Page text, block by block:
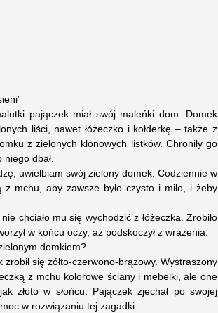
pajączek miał swój maleńki dom. Domek
liści, nawet łóżeczko i kołderkę – także z
z zielonych klonowych listków. Chroniły go
dbał.
uwielbiam swój zielony domek. Codziennie w
mchu, aby zawsze było czysto i miło, i żeby
chciało mu się wychodzić z łóżeczka. Zrobiło
w końcu oczy, aż podskoczył z wrażenia.
domkiem?
się żółto-czerwono-brązowy. Wystraszony
z mchu kolorowe ściany i mebelki, ale one
złoto w słońcu. Pajączek zjechał po swojej
w rozwiązaniu tej zagadki.